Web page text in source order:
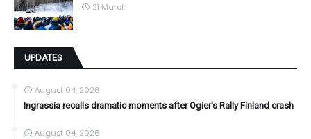
21 March
UPDATES
August 04, 2026
Ingrassia recalls dramatic moments after Ogier's Rally Finland crash
August 04, 2026